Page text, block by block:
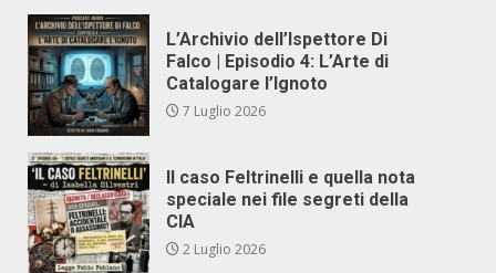
L’Archivio dell’Ispettore Di
Falco | Episodio 4: L’Arte di
Catalogare l’Ignoto
7 Luglio 2026
Il caso Feltrinelli e quella nota
speciale nei file segreti della
CIA
2 Luglio 2026